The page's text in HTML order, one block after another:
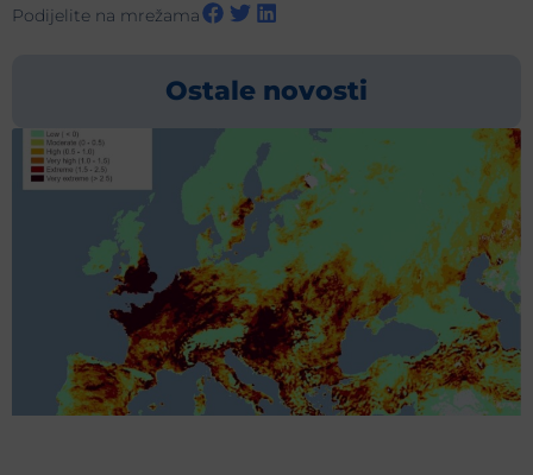
Podijelite na mrežama
Ostale novosti